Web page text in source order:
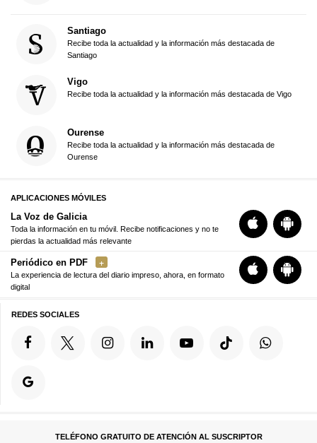
Santiago
Recibe toda la actualidad y la información más destacada de
Santiago
Vigo
Recibe toda la actualidad y la información más destacada de Vigo
Ourense
Recibe toda la actualidad y la información más destacada de
Ourense
APLICACIONES MÓVILES
La Voz de Galicia
Toda la información en tu móvil. Recibe notificaciones y no te
pierdas la actualidad más relevante
Periódico en PDF
La experiencia de lectura del diario impreso, ahora, en formato
digital
REDES SOCIALES
TELÉFONO GRATUITO DE ATENCIÓN AL SUSCRIPTOR